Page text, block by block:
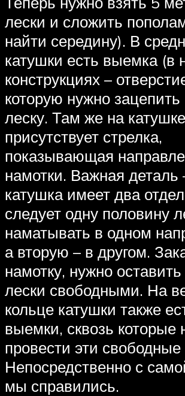
лески и сложить
найти середину). В
катушки есть выемка (в
конструкциях –
которую нужно
леску. Там же на катушке
присутствует стрелка,
показывающая
намотки. Важная деталь
катушка имеет два
следует одну половину
наматывать в одном
а вторую – в другом.
намотку, нужно
лески свободными. На
кольце катушки также
выемки, сквозь которые
провести эти
Непосредственно с
мы справились.